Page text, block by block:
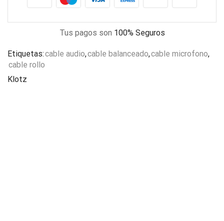
Tus pagos son 100% Seguros
Etiquetas:cable audio,cable balanceado,cable microfono,
cable rollo
Klotz